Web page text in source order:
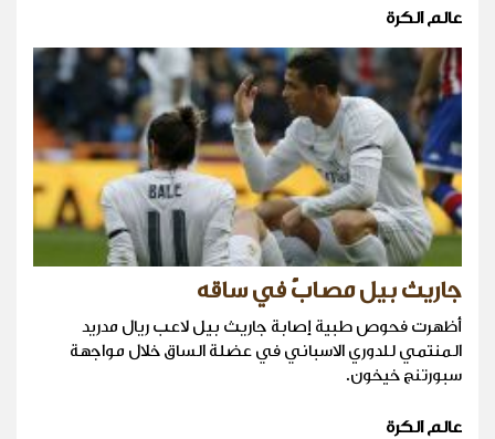
عالم الكرة
جاريث بيل مصابٌ في ساقه
أظهرت فحوص طبية إصابة جاريث بيل لاعب ريال مدريد
المنتمي للدوري الاسباني في عضلة الساق خلال مواجهة
سبورتنج خيخون.
عالم الكرة